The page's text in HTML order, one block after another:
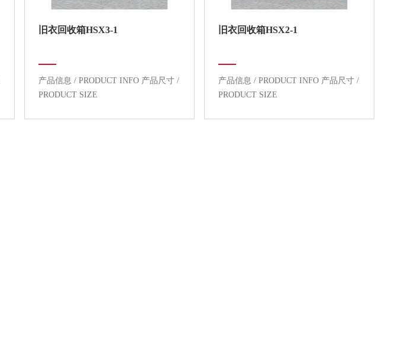
旧衣回收箱HSX3-1
产品信息 / PRODUCT INFO 产品尺寸 /
PRODUCT SIZE
旧衣回收箱HSX2-1
产品信息 / PRODUCT INFO 产品尺寸 /
PRODUCT SIZE